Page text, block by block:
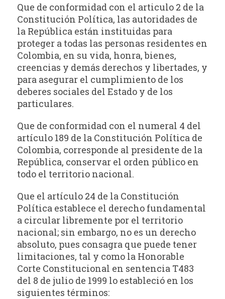
Que de conformidad con el articulo 2 de la
Constitución Política, las autoridades de
la República están instituidas para
proteger a todas las personas residentes en
Colombia, en su vida, honra, bienes,
creencias y demás derechos y libertades, y
para asegurar el cumplimiento de los
deberes sociales del Estado y de los
particulares.
Que de conformidad con el numeral 4 del
artículo 189 de la Constitución Política de
Colombia, corresponde al presidente de la
República, conservar el orden público en
todo el territorio nacional.
Que el artículo 24 de la Constitución
Política establece el derecho fundamental
a circular libremente por el territorio
nacional; sin embargo, no es un derecho
absoluto, pues consagra que puede tener
limitaciones, tal y como la Honorable
Corte Constitucional en sentencia T­483
del 8 de julio de 1999 lo estableció en los
siguientes términos: